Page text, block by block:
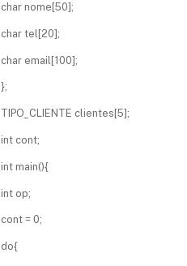
char nome[50];
char tel[20];
char email[100];
};
TIPO_CLIENTE clientes[5];
int cont;
int main(){
int op;
cont = 0;
do{